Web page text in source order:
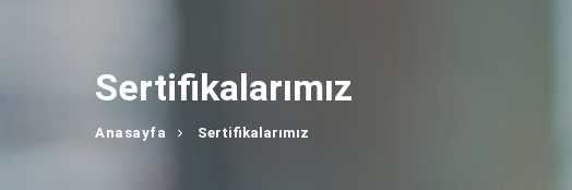
Sertifikalarımız
Anasayfa Sertifikalarımız